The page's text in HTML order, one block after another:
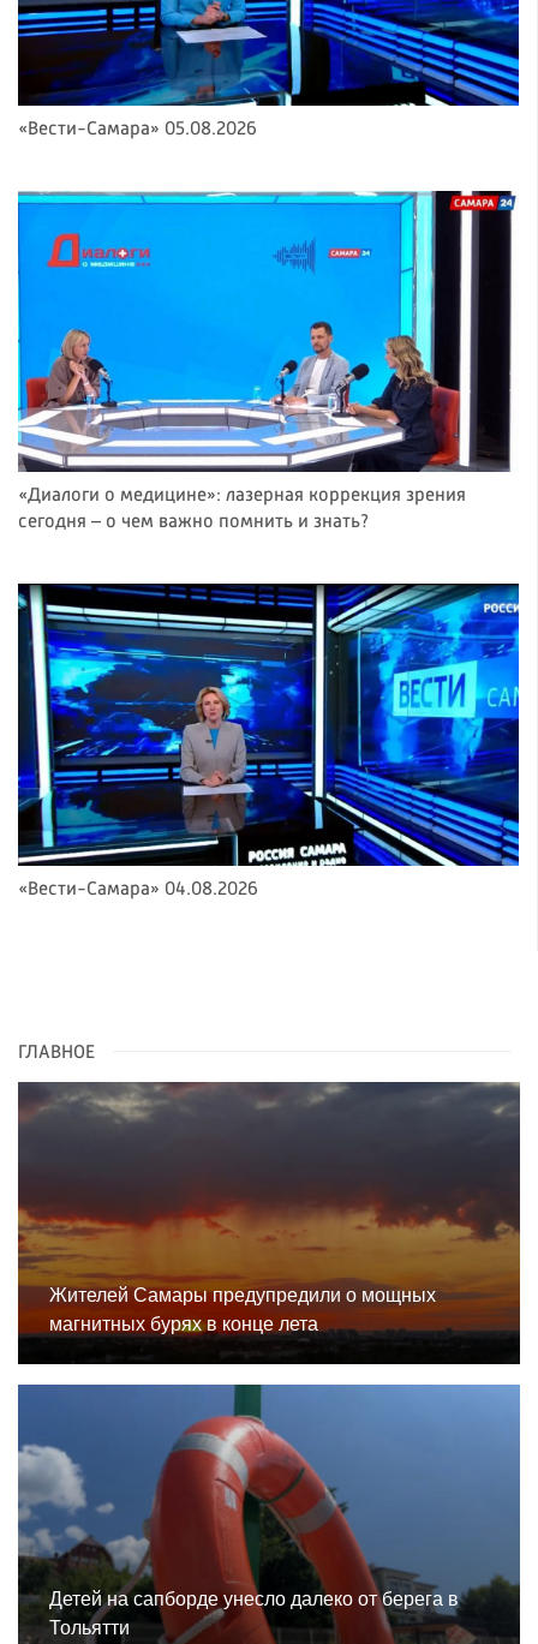
«Вести-Самара» 05.08.2026
«Диалоги о медицине»: лазерная коррекция зрения
сегодня – о чем важно помнить и знать?
«Вести-Самара» 04.08.2026
ГЛАВНОЕ
Жителей Самары предупредили о мощных
магнитных бурях в конце лета
Детей на сапборде унесло далеко от берега в
Тольятти